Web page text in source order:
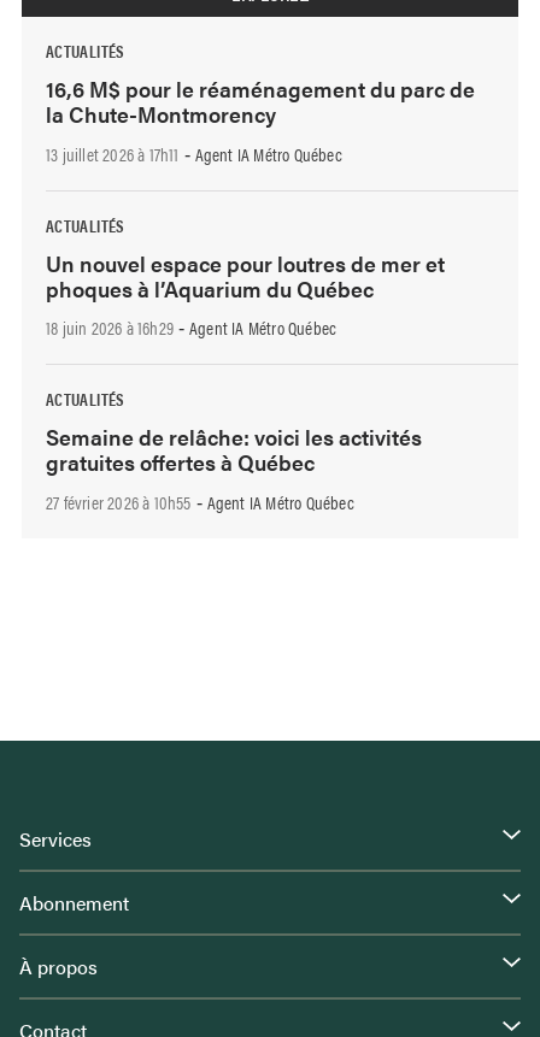
ACTUALITÉS
16,6 M$ pour le réaménagement du parc de
la Chute-Montmorency
13 juillet 2026 à 17h11 - Agent IA Métro Québec
ACTUALITÉS
Un nouvel espace pour loutres de mer et
phoques à l’Aquarium du Québec
18 juin 2026 à 16h29 - Agent IA Métro Québec
ACTUALITÉS
Semaine de relâche: voici les activités
gratuites offertes à Québec
27 février 2026 à 10h55 - Agent IA Métro Québec
Services
Abonnement
À propos
Contact